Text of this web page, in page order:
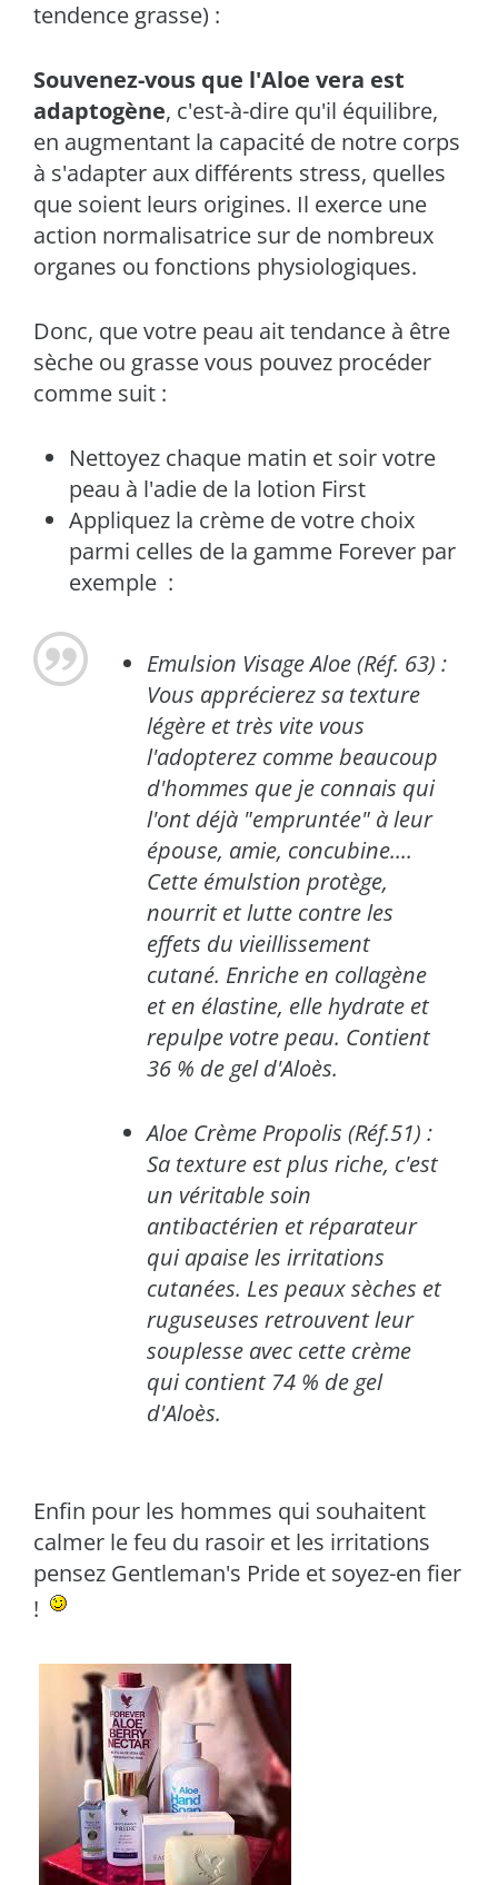
tendence grasse) :
Souvenez-vous que l'Aloe vera est
adaptogène, c'est-à-dire qu'il équilibre,
en augmentant la capacité de notre corps
à s'adapter aux différents stress, quelles
que soient leurs origines. Il exerce une
action normalisatrice sur de nombreux
organes ou fonctions physiologiques.
Donc, que votre peau ait tendance à être
sèche ou grasse vous pouvez procéder
comme suit :
Nettoyez chaque matin et soir votre
peau à l'adie de la lotion First
Appliquez la crème de votre choix
parmi celles de la gamme Forever par
exemple :
Emulsion Visage Aloe (Réf. 63) :
Vous apprécierez sa texture
légère et très vite vous
l'adopterez comme beaucoup
d'hommes que je connais qui
l'ont déjà "empruntée" à leur
épouse, amie, concubine....
Cette émulstion protège,
nourrit et lutte contre les
effets du vieillissement
cutané. Enriche en collagène
et en élastine, elle hydrate et
repulpe votre peau. Contient
36 % de gel d'Aloès.
Aloe Crème Propolis (Réf.51) :
Sa texture est plus riche, c'est
un véritable soin
antibactérien et réparateur
qui apaise les irritations
cutanées. Les peaux sèches et
ruguseuses retrouvent leur
souplesse avec cette crème
qui contient 74 % de gel
d'Aloès.
Enfin pour les hommes qui souhaitent
calmer le feu du rasoir et les irritations
pensez Gentleman's Pride et soyez-en fier
!